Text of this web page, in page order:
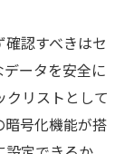
認すべきはセ
ータを安全に
クリストとして
暗号化機能が搭